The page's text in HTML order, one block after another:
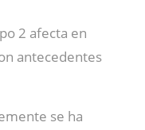
2 afecta en
antecedentes
se ha